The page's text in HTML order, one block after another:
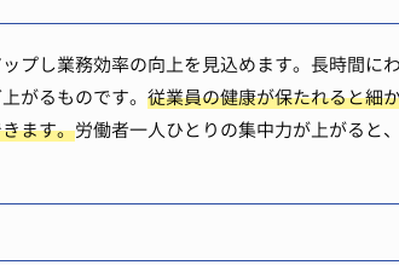
プし業務効率の向上を見込めます。長時間に
がるものです。 従業員の健康が保たれると細
ます。労働者一人ひとりの集中力が上がると